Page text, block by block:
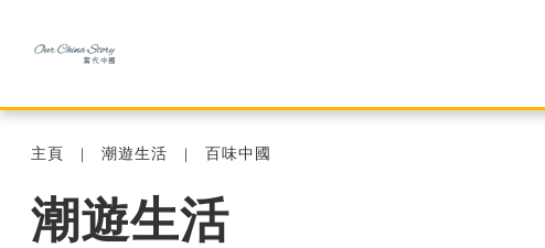
主頁 潮遊生活 百味中國
潮遊生活